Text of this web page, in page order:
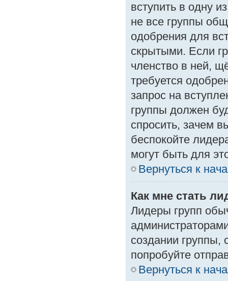
вступить в одну
не все группы
одобрения для
скрытыми. Если
членство в ней,
требуется
запрос на
группы должен
спросить, зачем
беспокойте
могут быть для
Вернуться к
Как мне стать
Лидеры групп
создании группы,
попробуйте
Вернуться к